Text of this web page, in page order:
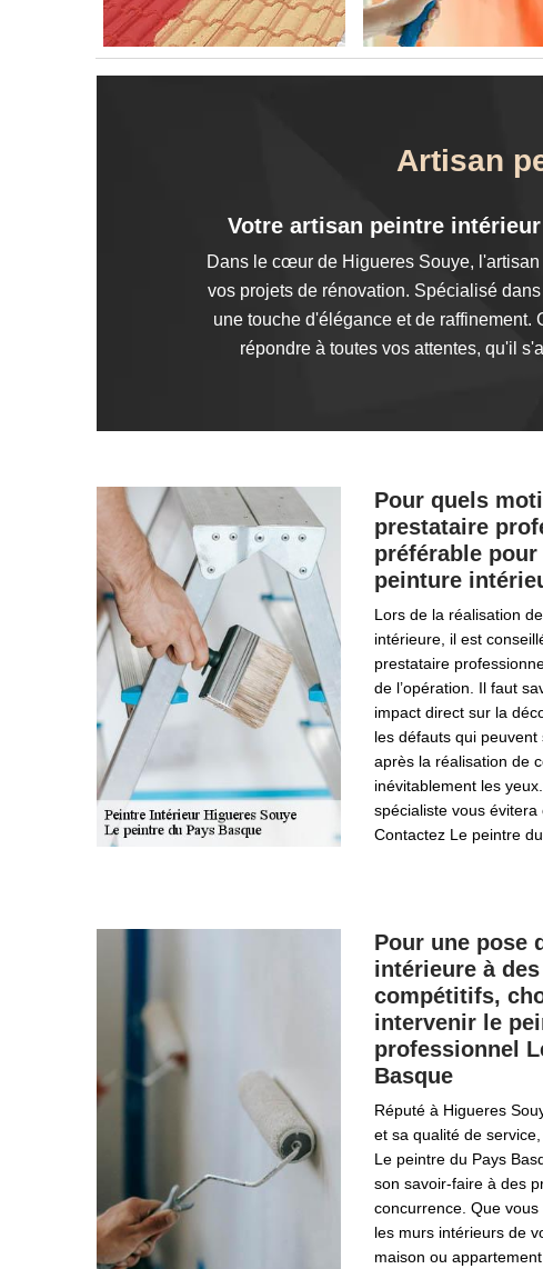
Artisan
Votre artisan peintre
Dans le cœur de Higueres Souye,
vos projets de rénovation. Spécialisé
une touche d'élégance et de
répondre à toutes vos attentes, qu'il
Pour quels
prestataire
préférable
peinture
Lors de la réalisation
intérieure, il est
prestataire
de l’opération. Il faut
impact direct sur la
les défauts qui
après la réalisation de
inévitablement les yeux.
spécialiste vous évitera
Contactez Le peintre
Pour une pose
intérieure à
compétitifs,
intervenir le
professionnel
Basque
Réputé à Higueres
et sa qualité de
Le peintre du Pays
son savoir-faire à des
concurrence. Que
les murs intérieurs de
maison ou